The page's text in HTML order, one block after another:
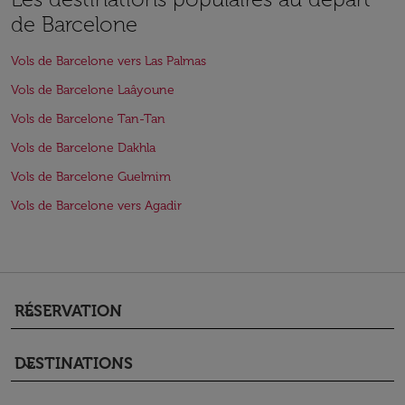
de Barcelone
Vols de Barcelone vers Las Palmas
Vols de Barcelone Laâyoune
Vols de Barcelone Tan-Tan
Vols de Barcelone Dakhla
Vols de Barcelone Guelmim
Vols de Barcelone vers Agadir
RÉSERVATION
keyboard_arrow_down
DESTINATIONS
keyboard_arrow_down